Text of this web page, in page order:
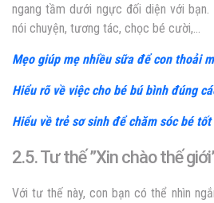
ngang tầm dưới ngực đối diện với
nói chuyện, tương tác, chọc bé cười,…
Mẹo giúp mẹ nhiều sữa để con thoải
Hiểu rõ về việc cho bé bú bình đúng
Hiểu về trẻ sơ sinh để chăm sóc bé tốt
2.5. Tư thế ”Xin chào thế
Với tư thế này, con bạn có thể nhìn